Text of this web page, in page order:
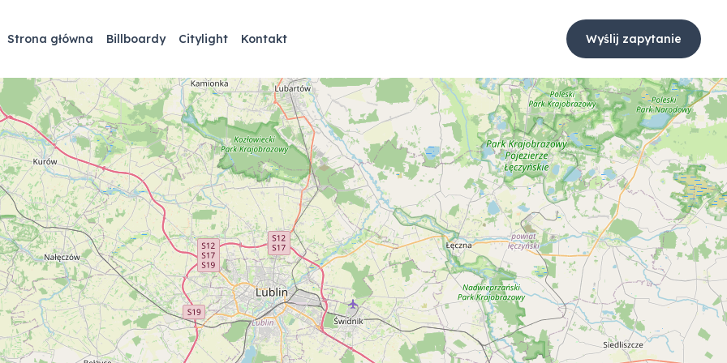
Strona główna Billboardy Citylight Kontakt Wyślij zapytanie